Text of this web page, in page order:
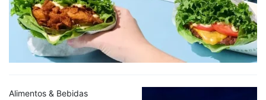
Alimentos & Bebidas